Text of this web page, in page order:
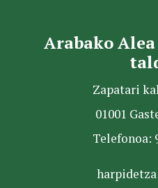
Arabako
Zapatari
01001
Telefonoa: